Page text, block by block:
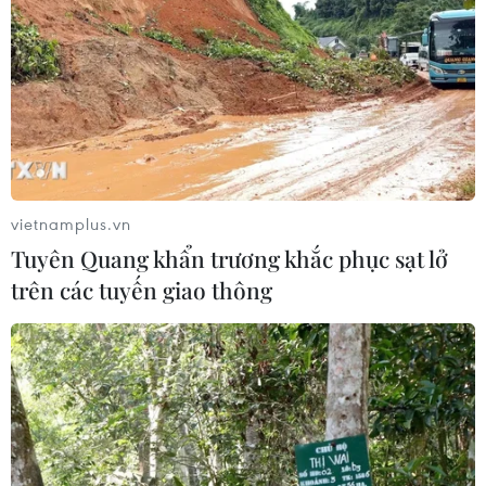
khỏe cho người dân các xã An Nhơn Tây, Bà Điểm,
Hiệp Phước, Tân Nhựt, Thạnh An, Bắc Tân Uyên, Đất Đỏ,
Hồ Tràm và đặc khu Côn Đảo.
vietnamplus.vn
Tuyên Quang khẩn trương khắc phục sạt lở
trên các tuyến giao thông